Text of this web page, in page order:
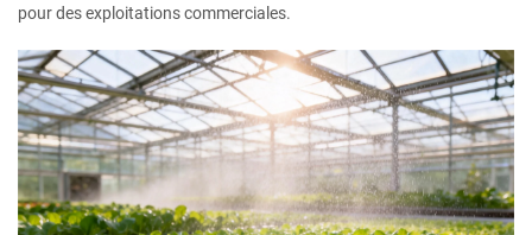
pour des exploitations commerciales.